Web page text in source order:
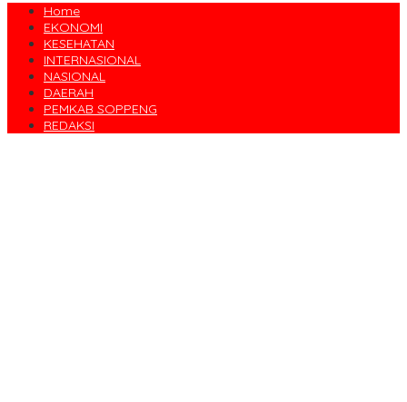
Home
EKONOMI
KESEHATAN
INTERNASIONAL
NASIONAL
DAERAH
PEMKAB SOPPENG
REDAKSI